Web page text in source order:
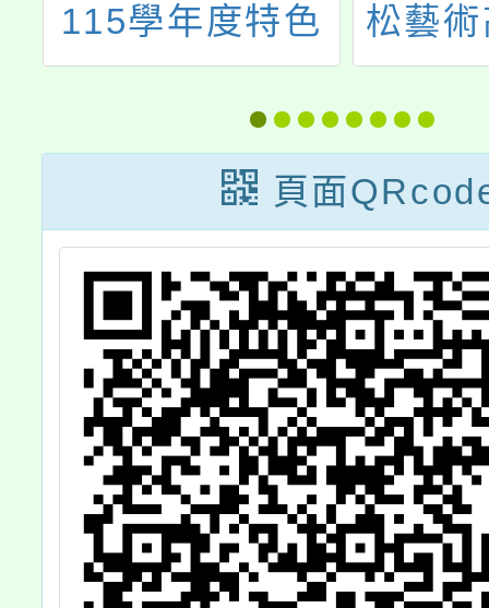
松藝術高級中等
學校自115學年
度起增設「傳統
技藝科(班)」並
辦理招生一案
上午
親職
孩子
是想
親職溝
使
則」
家長
頁面